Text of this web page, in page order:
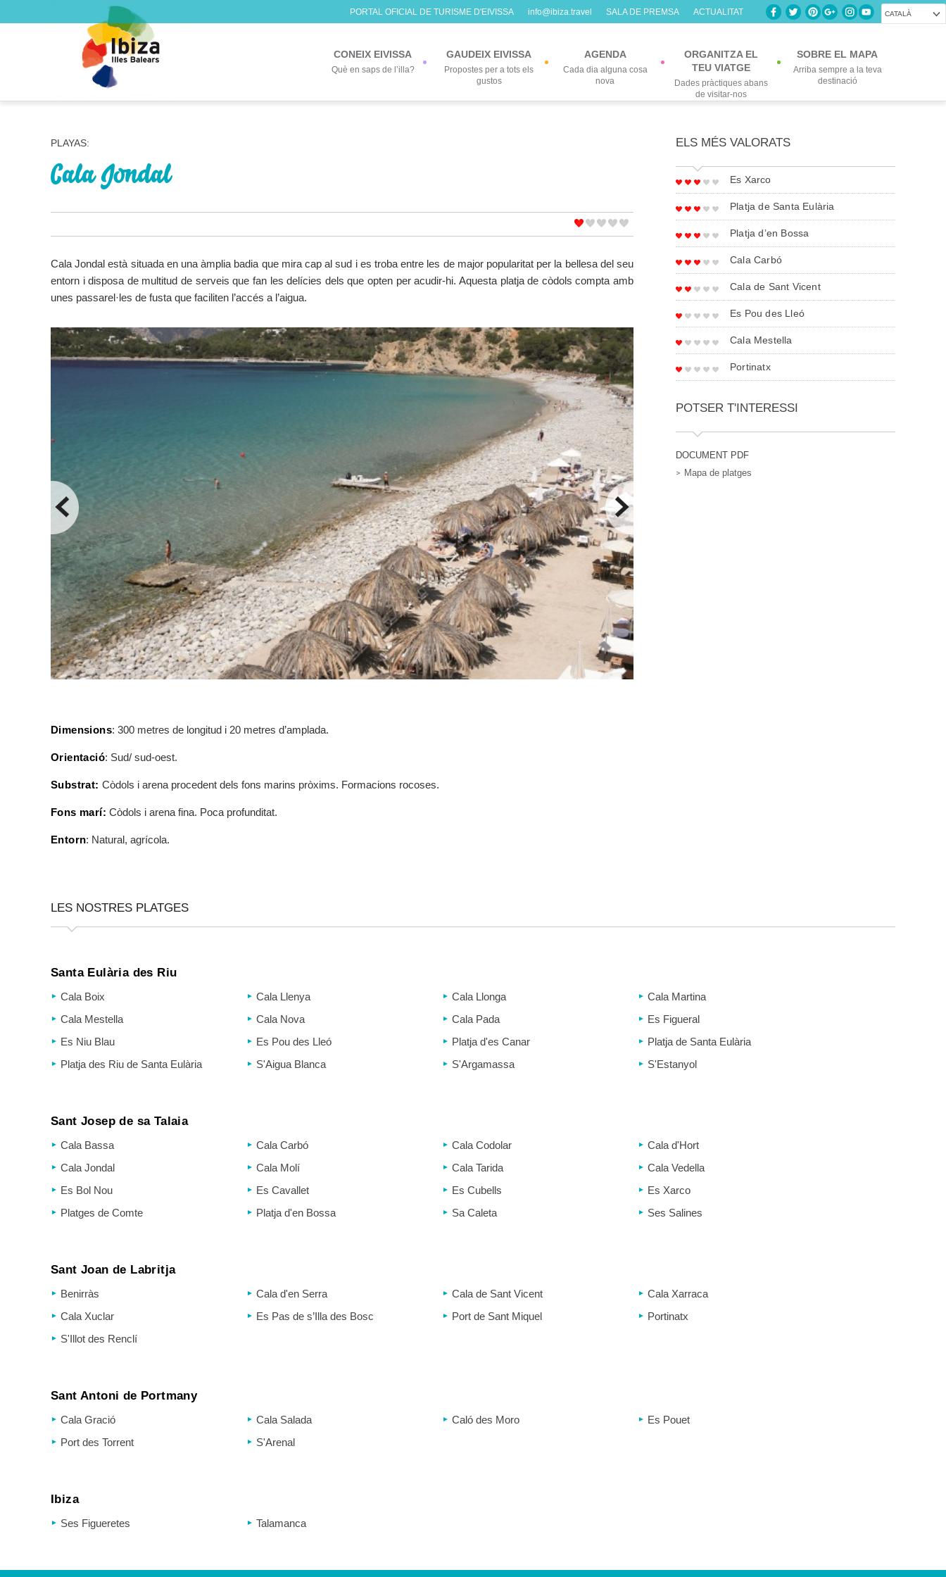
CATALÀ
PORTAL OFICIAL DE TURISME D'EIVISSA info@ibiza.travel SALA DE PREMSA ACTUALITAT
CONEIX EIVISSA
Què en saps de l’illa?
GAUDEIX EIVISSA
Propostes per a tots els
gustos
AGENDA
Cada dia alguna cosa
nova
ORGANITZA EL
TEU VIATGE
Dades pràctiques abans
de visitar-nos
SOBRE EL MAPA
Arriba sempre a la teva
destinació
PLAYAS:
Cala Jondal
Cala Jondal està situada en una àmplia badia que mira cap al sud i es troba entre les de major popularitat per la bellesa del seu
entorn i disposa de multitud de serveis que fan les delícies dels que opten per acudir-hi. Aquesta platja de còdols compta amb
unes passarel·les de fusta que faciliten l’accés a l’aigua.
Dimensions: 300 metres de longitud i 20 metres d’amplada.
Orientació: Sud/ sud-oest.
Substrat: Còdols i arena procedent dels fons marins pròxims. Formacions rocoses.
Fons marí: Còdols i arena fina. Poca profunditat.
Entorn: Natural, agrícola.
ELS MÉS VALORATS
Es Xarco
Platja de Santa Eulària
Platja d’en Bossa
Cala Carbó
Cala de Sant Vicent
Es Pou des Lleó
Cala Mestella
Portinatx
POTSER T'INTERESSI
DOCUMENT PDF
Mapa de platges
LES NOSTRES PLATGES
Santa Eulària des Riu
Cala Boix Cala Llenya Cala Llonga
Cala Martina
Cala Mestella
Cala Nova Cala Pada
Es Figueral
Es Niu Blau
Es Pou des Lleó Platja d'es Canar
Platja de Santa Eulària
Platja des Riu de Santa Eulària
S'Aigua Blanca S'Argamassa S'Estanyol
Sant Josep de sa Talaia
Cala Bassa Cala Carbó Cala Codolar
Cala d'Hort
Cala Jondal
Cala Molí Cala Tarida
Cala Vedella
Es Bol Nou
Es Cavallet Es Cubells
Es Xarco
Platges de Comte
Platja d'en Bossa Sa Caleta Ses Salines
Sant Joan de Labritja
Benirràs Cala d'en Serra Cala de Sant Vicent
Cala Xarraca
Cala Xuclar
Es Pas de s’Illa des Bosc Port de Sant Miquel
Portinatx
S'Illot des Renclí
Sant Antoni de Portmany
Cala Gració Cala Salada Caló des Moro
Es Pouet
Port des Torrent
S'Arenal
Ibiza
Ses Figueretes Talamanca